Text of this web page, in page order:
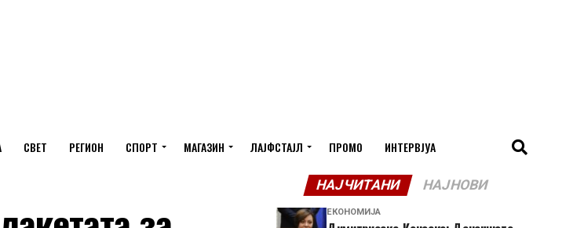
СВЕТ РЕГИОН СПОРТ МАГАЗИН ЛАЈФСТАЈЛ ПРОМО ИНТЕРВЈУА
НАЈЧИТАНИ НАЈНОВИ
ЕКОНОМИЈА